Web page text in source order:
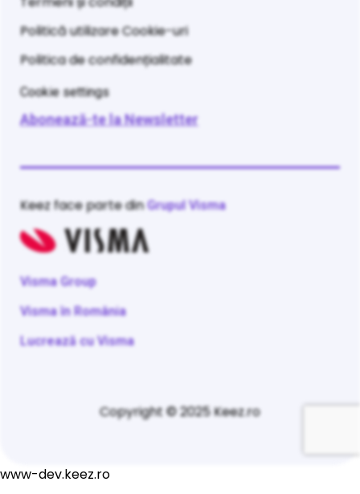
Politică utilizare Cookie-uri
Politica de confidențialitate
Cookie settings
Abonează-te la Newsletter
Keez face parte dinGrupul Visma
Visma Group
Visma în România
Lucrează cu Visma
Copyright © 2025 Keez.ro
www-dev.keez.ro